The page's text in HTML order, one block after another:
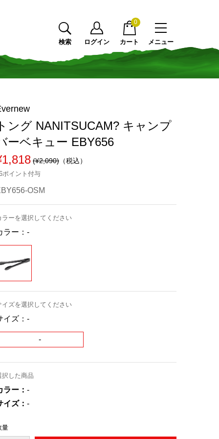
メニュー
検索 ログイン カート
0
ング NANITSUCAM? キャンプ
ーベキュー EBY656
(¥2,090) （税込）
ポイント付与
OSM
ラーを選択してください
ラー： -
イズを選択してください
イズ： -
-
択した商品
ラー： -
イズ： -
量